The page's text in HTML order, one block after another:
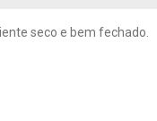
seco e bem fechado.